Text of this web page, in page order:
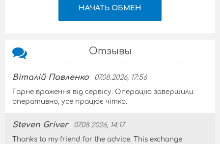
НАЧАТЬ ОБМЕН
Отзывы
Віталій Павленко 07.08.2026, 17:56
Гарне враження від сервісу. Операцію завершили
оперативно, усе працює чітко.
Steven Griver 07.08.2026, 14:17
Thanks to my friend for the advice. This exchange